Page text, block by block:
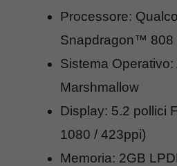
Processore:
Snapdragon™ 808
Sistema Operativo:
Marshmallow
Display: 5.2 pollici
1080 / 423ppi)
Memoria: 2GB